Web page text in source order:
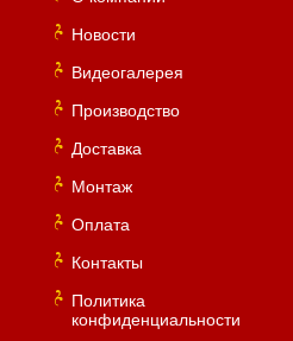
Новости
Видеогалерея
Производство
Доставка
Монтаж
Оплата
Контакты
Политика
конфиденциальности